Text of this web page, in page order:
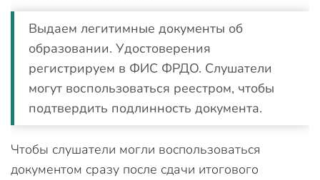
Выдаем легитимные документы об
образовании. Удостоверения
регистрируем в ФИС ФРДО. Слушатели
могут воспользоваться реестром, чтобы
подтвердить подлинность документа.
Чтобы слушатели могли воспользоваться
документом сразу после сдачи итогового